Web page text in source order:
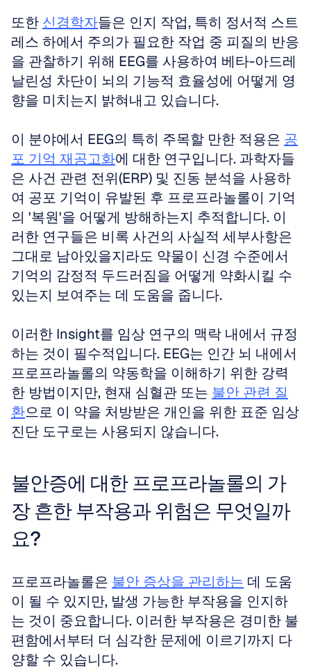
또한 신경학자들은 인지 작업, 특히 정서적 스트
레스 하에서 주의가 필요한 작업 중 피질의 반응
을 관찰하기 위해 EEG를 사용하여 베타-아드레
날린성 차단이 뇌의 기능적 효율성에 어떻게 영
향을 미치는지 밝혀내고 있습니다.
이 분야에서 EEG의 특히 주목할 만한 적용은 공
포 기억 재공고화에 대한 연구입니다. 과학자들
은 사건 관련 전위(ERP) 및 진동 분석을 사용하
여 공포 기억이 유발된 후 프로프라놀롤이 기억
의 '복원'을 어떻게 방해하는지 추적합니다. 이
러한 연구들은 비록 사건의 사실적 세부사항은
그대로 남아있을지라도 약물이 신경 수준에서
기억의 감정적 두드러짐을 어떻게 약화시킬 수
있는지 보여주는 데 도움을 줍니다.
이러한 Insight를 임상 연구의 맥락 내에서 규정
하는 것이 필수적입니다. EEG는 인간 뇌 내에서
프로프라놀롤의 약동학을 이해하기 위한 강력
한 방법이지만, 현재 심혈관 또는 불안 관련 질
환으로 이 약을 처방받은 개인을 위한 표준 임상
진단 도구로는 사용되지 않습니다.
불안증에 대한 프로프라놀롤의 가
장 흔한 부작용과 위험은 무엇일까
요?
프로프라놀롤은 불안 증상을 관리하는 데 도움
이 될 수 있지만, 발생 가능한 부작용을 인지하
는 것이 중요합니다. 이러한 부작용은 경미한 불
편함에서부터 더 심각한 문제에 이르기까지 다
양할 수 있습니다.